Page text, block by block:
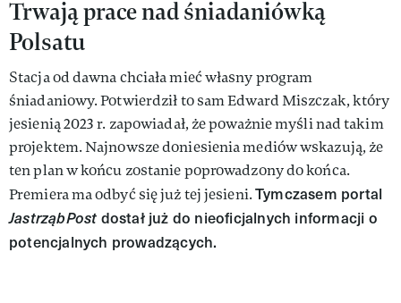
Trwają prace nad śniadaniówką
Polsatu
Stacja od dawna chciała mieć własny program
śniadaniowy. Potwierdził to sam Edward Miszczak, który
jesienią 2023 r. zapowiadał, że poważnie myśli nad takim
projektem. Najnowsze doniesienia mediów wskazują, że
ten plan w końcu zostanie poprowadzony do końca.
Premiera ma odbyć się już tej jesieni.Tymczasem portal
JastrząbPost dostał już do nieoficjalnych informacji o
potencjalnych prowadzących.